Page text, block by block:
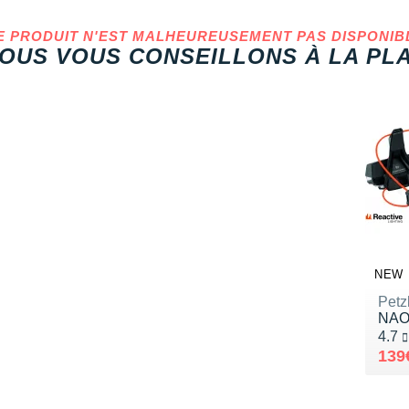
PRODUIT N'EST MALHEUREUSEMENT PAS
VOUS CONSEILLONS À LA
NEW
Petzl
4.7
Au